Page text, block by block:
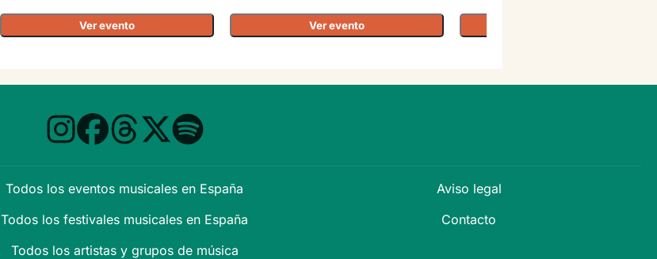
Ver evento Ver evento
Todos los eventos musicales en España
Todos los festivales musicales en España
Todos los artistas y grupos de música
Aviso legal
Contacto